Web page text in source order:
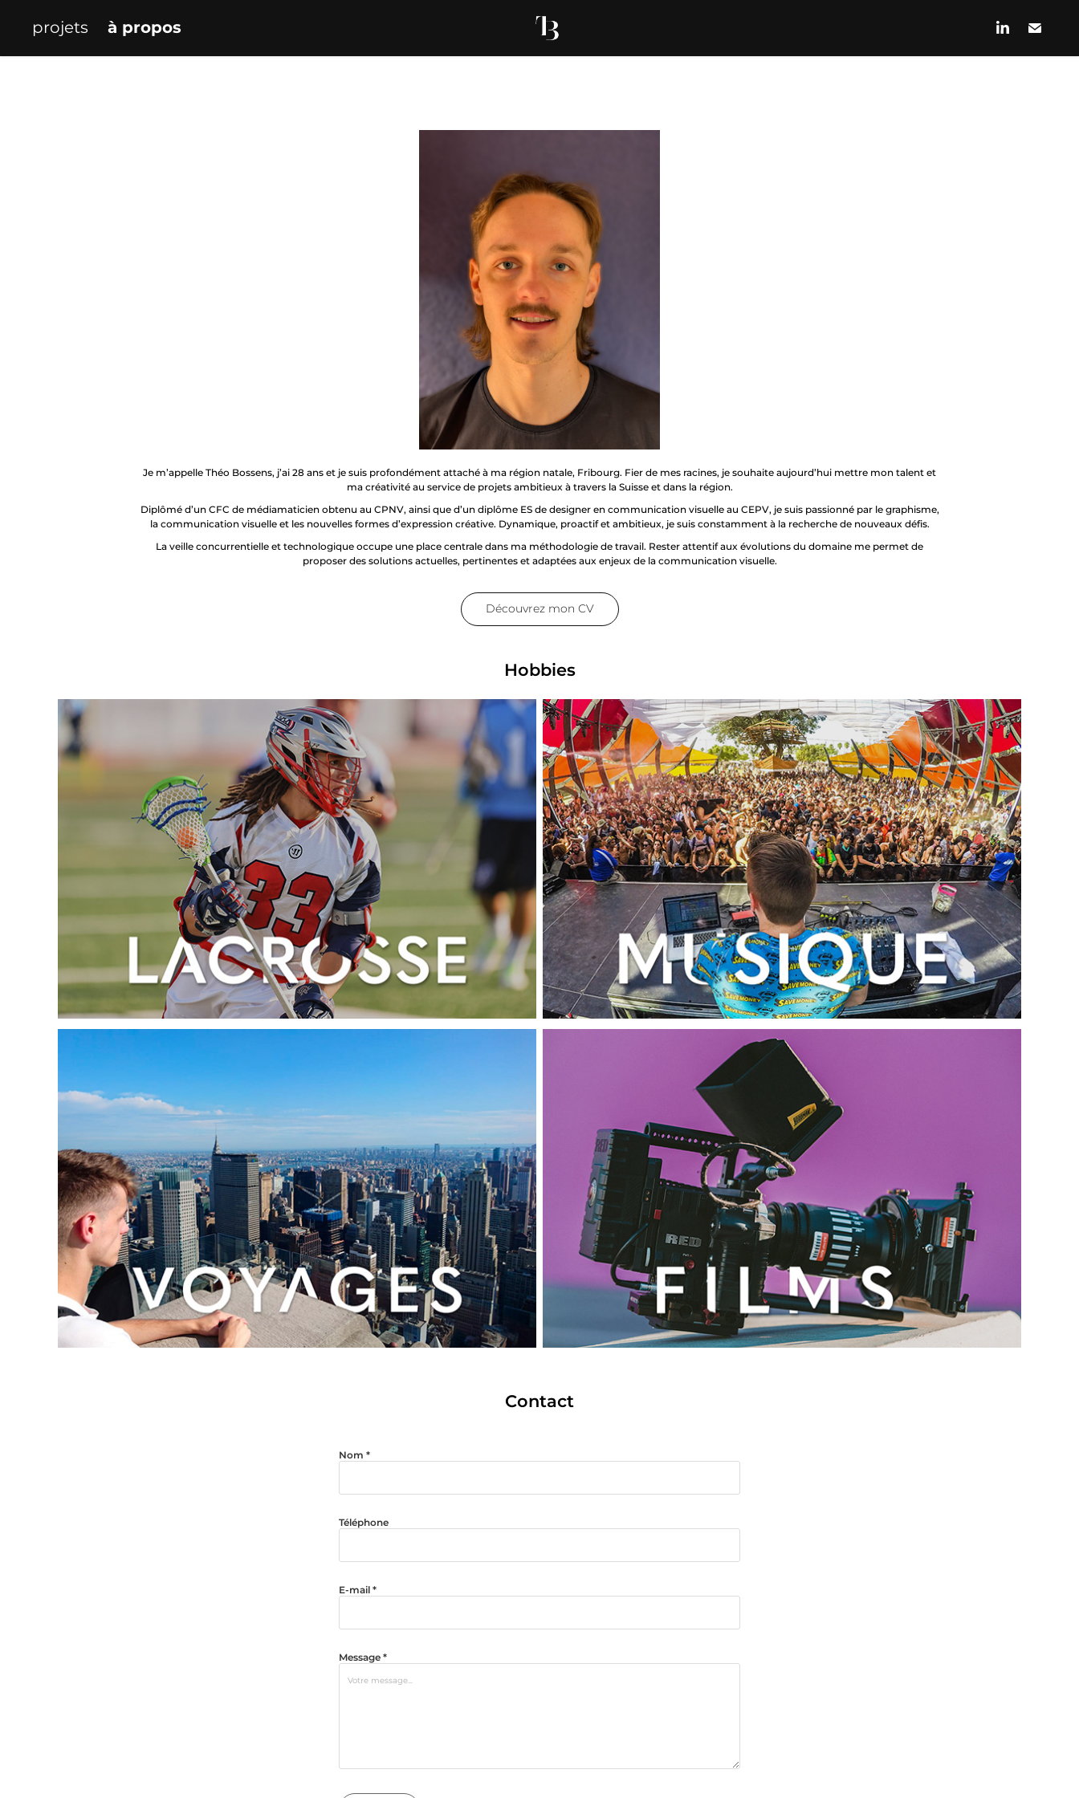
projets à propos
Je m’appelle Théo Bossens, j’ai 28 ans et je suis profondément attaché à ma région natale, Fribourg. Fier de mes racines, je souhaite aujourd’hui mettre mon talent et
ma créativité au service de projets ambitieux à travers la Suisse et dans la région.
Diplômé d’un CFC de médiamaticien obtenu au CPNV, ainsi que d’un diplôme ES de designer en communication visuelle au CEPV, je suis passionné par le graphisme,
la communication visuelle et les nouvelles formes d’expression créative. Dynamique, proactif et ambitieux, je suis constamment à la recherche de nouveaux défis.
La veille concurrentielle et technologique occupe une place centrale dans ma méthodologie de travail. Rester attentif aux évolutions du domaine me permet de
proposer des solutions actuelles, pertinentes et adaptées aux enjeux de la communication visuelle.
Découvrez mon CV
Hobbies
Contact
Nom *
Téléphone
E-mail *
Message *